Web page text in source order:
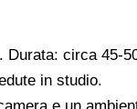
Durata: circa 45-
in studio.
e un